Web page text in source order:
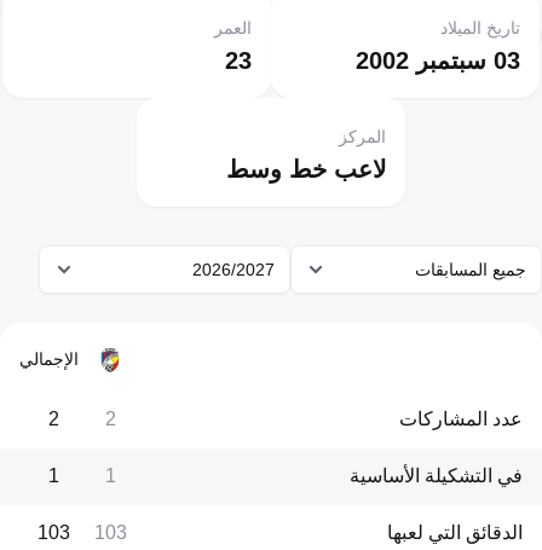
03 سبتمبر 2002
تاريخ الميلاد
23
العمر
لاعب خط وسط
المركز
جميع المسابقات 2026/2027
الإجمالي
عدد المشاركات 2
2
في التشكيلة الأساسية 1
1
الدقائق التي لعبها 103
103